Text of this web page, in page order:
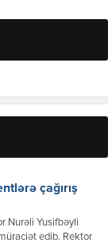
çağırış
Nurəli Yusifbəyli
edib. Rektor